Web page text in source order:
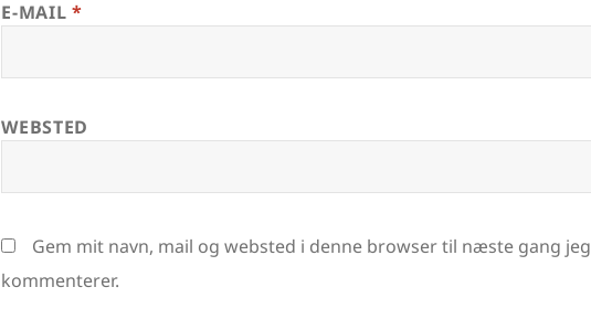
E-MAIL *
WEBSTED
Gem mit navn, mail og websted i denne browser til næste gang jeg
kommenterer.